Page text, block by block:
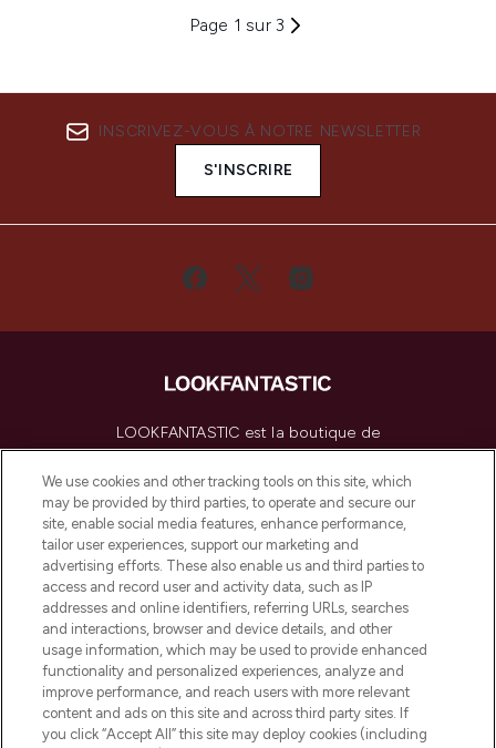
Page 1 sur 3
INSCRIVEZ-VOUS À NOTRE NEWSLETTER
S'INSCRIRE
LOOKFANTASTIC est la boutique de
beauté incontournable en Europe,
proposant les meilleurs produits de soins
de la peau, des cheveux et de maquillage
de plus de 200 marques prestigieuses.
Faites vos achats en ligne ou via
l’application, avec la livraison offerte dès
55€ d'achat.
Consentement aux cookies
Do Not Sell or Share My Personal
Information
We use cookies and other tracking tools on this site, which
may be provided by third parties, to operate and secure our
site, enable social media features, enhance performance,
tailor user experiences, support our marketing and
advertising efforts. These also enable us and third parties to
access and record user and activity data, such as IP
addresses and online identifiers, referring URLs, searches
and interactions, browser and device details, and other
usage information, which may be used to provide enhanced
functionality and personalized experiences, analyze and
improve performance, and reach users with more relevant
content and ads on this site and across third party sites. If
you click “Accept All” this site may deploy cookies (including